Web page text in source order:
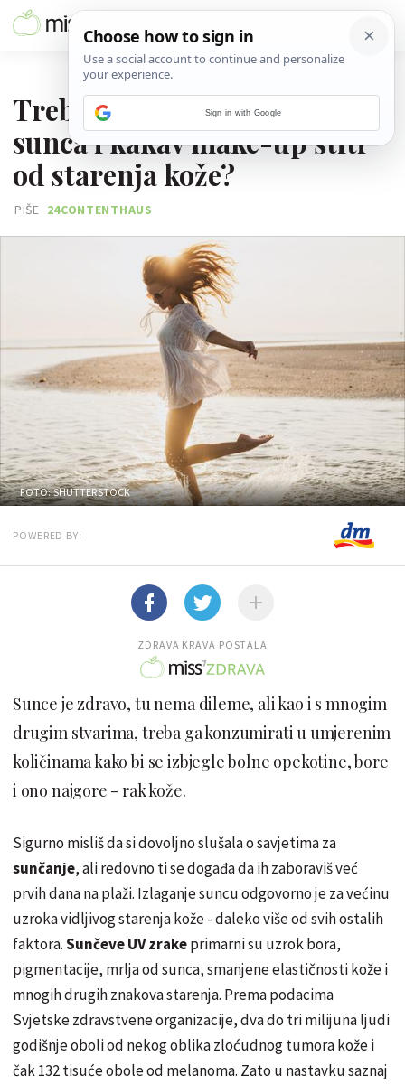
Treba li se mazati ako nema
sunca i kakav make-up štiti
od starenja kože?
PIŠE 24CONTENTHAUS
FOTO: SHUTTERSTOCK
POWERED BY:
ZDRAVA KRAVA POSTALA
Sunce je zdravo, tu nema dileme, ali kao i s mnogim
drugim stvarima, treba ga konzumirati u umjerenim
količinama kako bi se izbjegle bolne opekotine, bore
i ono najgore - rak kože.
Sigurno misliš da si dovoljno slušala o savjetima za
sunčanje, ali redovno ti se događa da ih zaboraviš već
prvih dana na plaži. Izlaganje suncu odgovorno je za većinu
uzroka vidljivog starenja kože - daleko više od svih ostalih
faktora.Sunčeve UV zrakeprimarni su uzrok bora,
pigmentacije, mrlja od sunca, smanjene elastičnosti kože i
mnogih drugih znakova starenja. Prema podacima
Svjetske zdravstvene organizacije, dva do tri milijuna ljudi
godišnje oboli od nekog oblika zloćudnog tumora kože i
čak 132 tisuće obole od melanoma. Zato u nastavku saznaj
Sign in with Google